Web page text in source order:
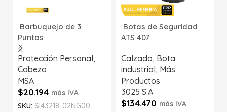
Barbuquejo de 3
Puntos
Protección Personal,
Cabeza
MSA
$20.194 más IVA
SKU: SI43218-02NG00
Botas de Seguridad
ATS 407
Calzado, Bota
industrial, Más
Productos
3025 S.A
$134.470 más IVA